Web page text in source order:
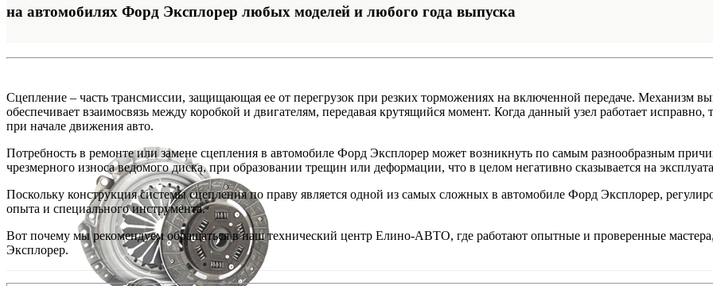
на автомобилях Форд Эксплорер любых моделей и любого года выпуска
Сцепление – часть трансмиссии, защищающая ее от перегрузок при резких торможениях на включенной передаче. Механизм
обеспечивает взаимосвязь между коробкой и двигателям, передавая крутящийся момент. Когда данный узел работает
при начале движения авто.
Потребность в ремонте или замене сцепления в автомобиле Форд Эксплорер может возникнуть по самым разнообразным
чрезмерного износа ведомого диска, при образовании трещин или деформации, что в целом негативно сказывается на
Поскольку конструкция системы сцепления по праву является одной из самых сложных в автомобиле Форд Эксплорер,
опыта и специального инструмента.
Вот почему мы рекомендуем обращаться в наш технический центр Елино-АВТО, где работают опытные и проверенные
Эксплорер.